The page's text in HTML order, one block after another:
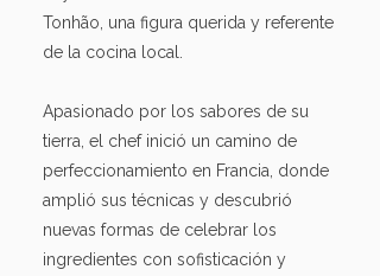
Tonhão, una figura querida y referente
de la cocina local.
Apasionado por los sabores de su
tierra, el chef inició un camino de
perfeccionamiento en Francia, donde
amplió sus técnicas y descubrió
nuevas formas de celebrar los
ingredientes con sofisticación y